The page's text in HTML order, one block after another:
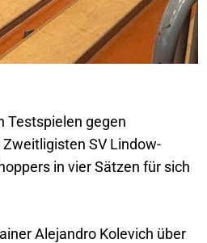
Testspielen gegen
SV Lindow-
in vier Sätzen für sich
Alejandro Kolevich über